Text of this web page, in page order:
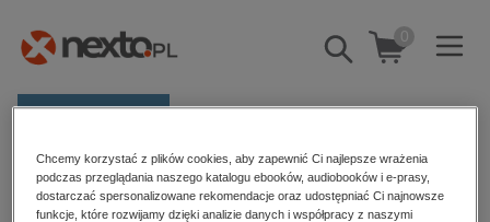
Pokaż/schowaj
wyszukiwarkę
0
Kategorie
Zobacz wszystkie E-prasa
Strona główna Karolina Wilchowska
Chcemy korzystać z plików cookies, aby zapewnić Ci najlepsze wrażenia
podczas przeglądania naszego katalogu ebooków, audiobooków i e-prasy,
dostarczać spersonalizowane rekomendacje oraz udostępniać Ci najnowsze
funkcje, które rozwijamy dzięki analizie danych i współpracy z naszymi